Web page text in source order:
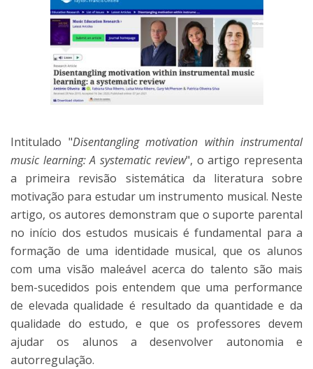
Intitulado "Disentangling motivation within instrumental
music learning: A systematic review", o artigo representa
a primeira revisão sistemática da literatura sobre
motivação para estudar um instrumento musical. Neste
artigo, os autores demonstram que o suporte parental
no início dos estudos musicais é fundamental para a
formação de uma identidade musical, que os alunos
com uma visão maleável acerca do talento são mais
bem-sucedidos pois entendem que uma performance
de elevada qualidade é resultado da quantidade e da
qualidade do estudo, e que os professores devem
ajudar os alunos a desenvolver autonomia e
autorregulação.